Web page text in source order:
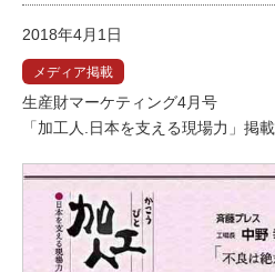
2018年4月1日
メディア掲載
生産財マーケティング4月号
「加工人.日本を支える現場力」掲載